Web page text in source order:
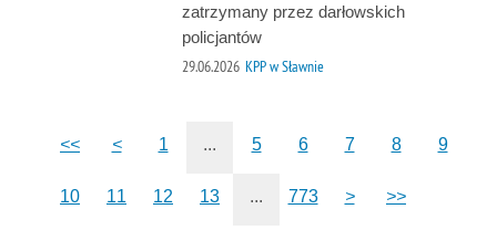
zatrzymany przez darłowskich
policjantów
29.06.2026 KPP w Sławnie
<< < 1 ... 5 6 7 8 9
10 11 12 13 ... 773 > >>